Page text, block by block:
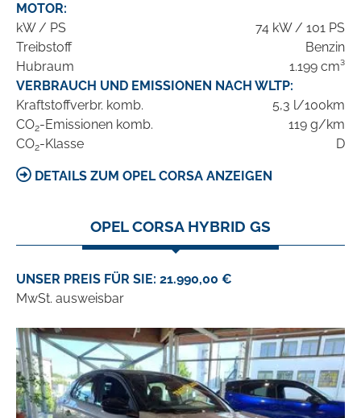
MOTOR:
kW / PS
74 kW / 101 PS
Treibstoff
Benzin
Hubraum
1.199 cm³
VERBRAUCH UND EMISSIONEN NACH WLTP:
Kraftstoffverbr. komb.
5,3 l/100km
CO2-Emissionen komb.
119 g/km
CO2-Klasse D
DETAILS ZUM OPEL CORSA ANZEIGEN
OPEL CORSA HYBRID GS
UNSER PREIS FÜR SIE: 21.990,00 €
MwSt. ausweisbar